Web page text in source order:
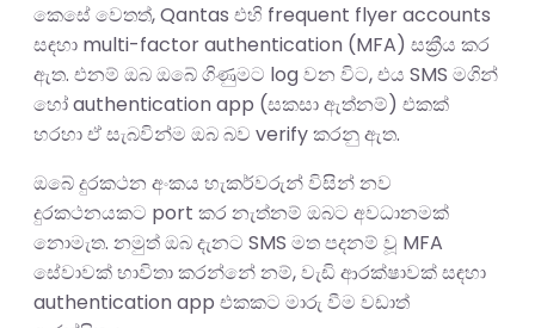
කෙසේ වෙතත්, Qantas එහි frequent flyer accounts
සඳහා multi-factor authentication (MFA) සක්‍රීය කර
ඇත. එනම් ඔබ ඔබේ ගිණුමට log වන විට, එය SMS මගින්
හෝ authentication app (සකසා ඇත්නම්) එකක්
හරහා ඒ සැබවින්ම ඔබ බව verify කරනු ඇත.
ඔබේ දුරකථන අංකය හැකර්වරුන් විසින් නව
දුරකථනයකට port කර නැත්නම් ඔබට අවධානමක්
නොමැත. නමුත් ඔබ දැනට SMS මත පදනම් වූ MFA
සේවාවක් භාවිතා කරන්නේ නම්, වැඩි ආරක්ෂාවක් සඳහා
authentication app එකකට මාරු වීම වඩාත්